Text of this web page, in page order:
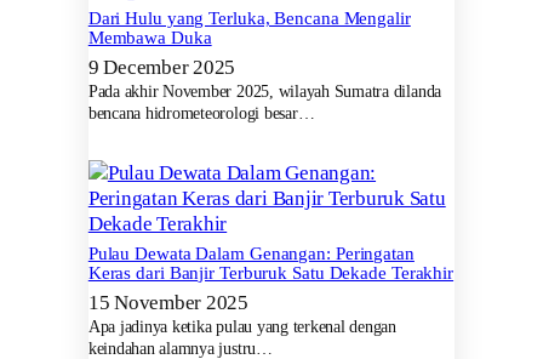
Dari Hulu yang Terluka, Bencana Mengalir
Membawa Duka
9 December 2025
Pada akhir November 2025, wilayah Sumatra dilanda
bencana hidrometeorologi besar…
Pulau Dewata Dalam Genangan: Peringatan
Keras dari Banjir Terburuk Satu Dekade Terakhir
15 November 2025
Apa jadinya ketika pulau yang terkenal dengan
keindahan alamnya justru…